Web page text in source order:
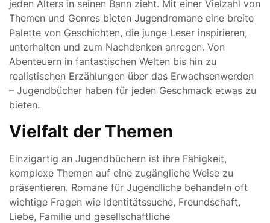
jeden Alters in seinen Bann zieht. Mit einer Vielzahl von
Themen und Genres bieten Jugendromane eine breite
Palette von Geschichten, die junge Leser inspirieren,
unterhalten und zum Nachdenken anregen. Von
Abenteuern in fantastischen Welten bis hin zu
realistischen Erzählungen über das Erwachsenwerden
– Jugendbücher haben für jeden Geschmack etwas zu
bieten.
Vielfalt der Themen
Einzigartig an Jugendbüchern ist ihre Fähigkeit,
komplexe Themen auf eine zugängliche Weise zu
präsentieren. Romane für Jugendliche behandeln oft
wichtige Fragen wie Identitätssuche, Freundschaft,
Liebe, Familie und gesellschaftliche